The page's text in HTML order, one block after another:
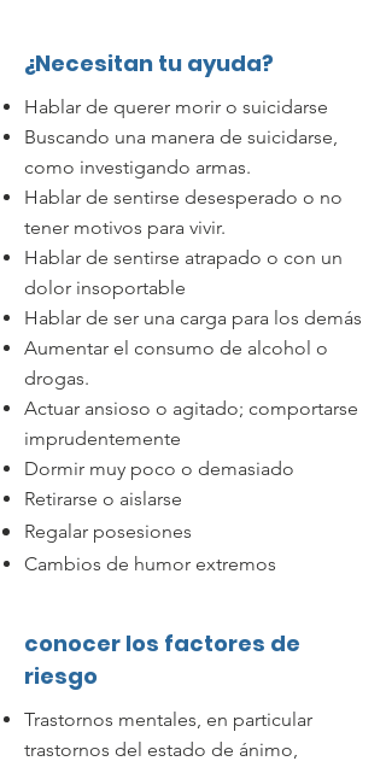
¿Necesitan tu ayuda?
Hablar de querer morir o suicidarse
Buscando una manera de suicidarse,
como investigando armas.
Hablar de sentirse desesperado o no
tener motivos para vivir.
Hablar de sentirse atrapado o con un
dolor insoportable
Hablar de ser una carga para los demás
Aumentar el consumo de alcohol o
drogas.
Actuar ansioso o agitado; comportarse
imprudentemente
Dormir muy poco o demasiado
Retirarse o aislarse
Regalar posesiones
Cambios de humor extremos
conocer los factores de
riesgo
Trastornos mentales, en particular
trastornos del estado de ánimo,